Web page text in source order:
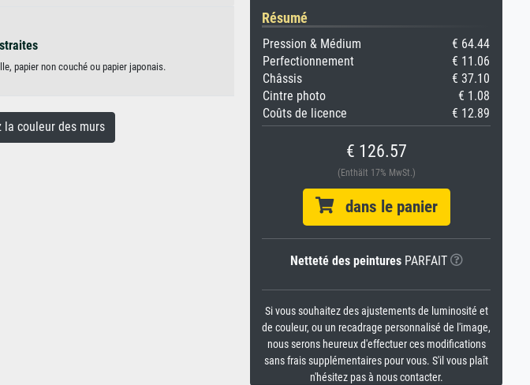
papier non couché ou papier japonais.
couleur des murs
Résumé
Pression & Médium
€ 64.44
Perfectionnement
€ 11.06
Châssis
€ 37.10
Cintre photo
€ 1.08
Coûts de licence
€ 12.89
€ 126.57
(Enthält 17% MwSt.)
dans le panier
Netteté des peinturesPARFAIT
Si vous souhaitez des ajustements de luminosité et
de couleur, ou un recadrage personnalisé de l'image,
nous serons heureux d'effectuer ces modifications
sans frais supplémentaires pour vous. S'il vous plaît
n'hésitez pas à nous contacter.